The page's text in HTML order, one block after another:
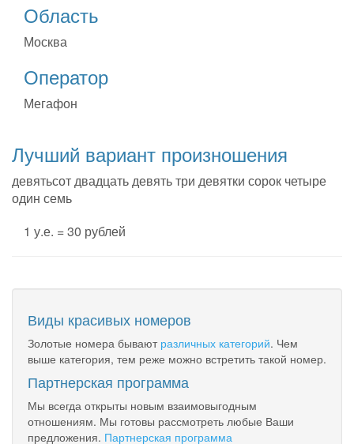
Область
Москва
Оператор
Мегафон
Лучший вариант произношения
девятьсот двадцать девять три девятки сорок четыре
один семь
1 у.е. = 30 рублей
Виды красивых номеров
Золотые номера бывают различных категорий. Чем
выше категория, тем реже можно встретить такой номер.
Партнерская программа
Мы всегда открыты новым взаимовыгодным
отношениям. Мы готовы рассмотреть любые Ваши
предложения. Партнерская программа